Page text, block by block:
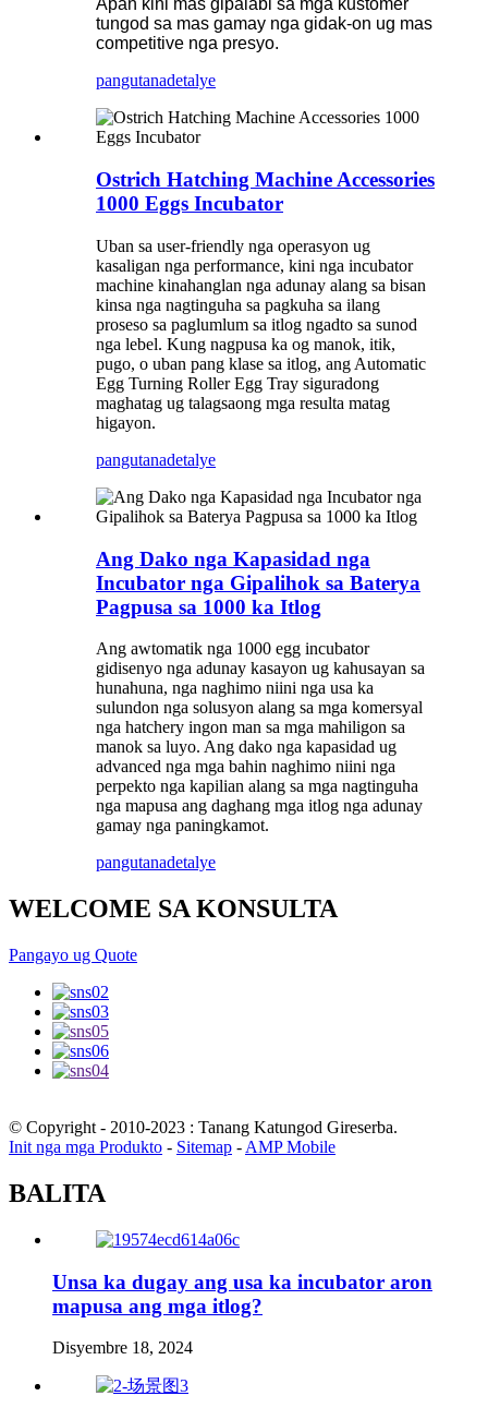
Apan kini mas gipalabi sa mga kustomer
tungod sa mas gamay nga gidak-on ug mas
competitive nga presyo.
pangutanadetalye
Ostrich Hatching Machine Accessories
1000 Eggs Incubator
Uban sa user-friendly nga operasyon ug
kasaligan nga performance, kini nga incubator
machine kinahanglan nga adunay alang sa bisan
kinsa nga nagtinguha sa pagkuha sa ilang
proseso sa paglumlum sa itlog ngadto sa sunod
nga lebel. Kung nagpusa ka og manok, itik,
pugo, o uban pang klase sa itlog, ang Automatic
Egg Turning Roller Egg Tray siguradong
maghatag ug talagsaong mga resulta matag
higayon.
pangutanadetalye
Ang Dako nga Kapasidad nga
Incubator nga Gipalihok sa Baterya
Pagpusa sa 1000 ka Itlog
Ang awtomatik nga 1000 egg incubator
gidisenyo nga adunay kasayon ​​​​ug kahusayan sa
hunahuna, nga naghimo niini nga usa ka
sulundon nga solusyon alang sa mga komersyal
nga hatchery ingon man sa mga mahiligon sa
manok sa luyo. Ang dako nga kapasidad ug
advanced nga mga bahin naghimo niini nga
perpekto nga kapilian alang sa mga nagtinguha
nga mapusa ang daghang mga itlog nga adunay
gamay nga paningkamot.
pangutanadetalye
WELCOME SA KONSULTA
Pangayo ug Quote
© Copyright - 2010-2023 : Tanang Katungod Gireserba.
Init nga mga Produkto - Sitemap - AMP Mobile
BALITA
Unsa ka dugay ang usa ka incubator aron
mapusa ang mga itlog?
Disyembre 18, 2024